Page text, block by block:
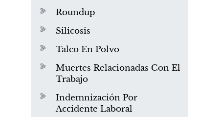
Roundup
Silicosis
Talco En Polvo
Muertes Relacionadas Con El
Trabajo
Indemnización Por
Accidente Laboral